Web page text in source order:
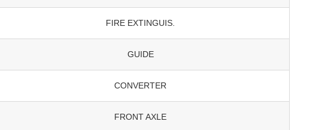
FIRE EXTINGUIS.
GUIDE
CONVERTER
FRONT AXLE